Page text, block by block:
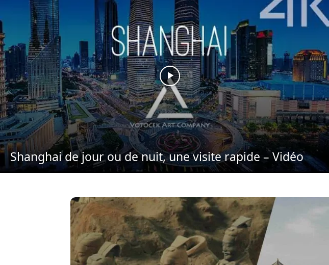
Shanghai de jour ou de nuit, une visite rapide – Vidéo